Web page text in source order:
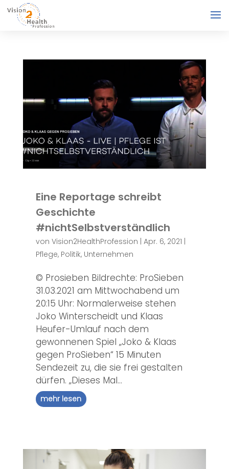
Eine Reportage schreibt
Geschichte
#nichtSelbstverständlich
von Vision2HealthProfession Apr. 6, 2021
Pflege, Politik, Unternehmen
© Prosieben Bildrechte: ProSieben
31.03.2021 am Mittwochabend um
20:15 Uhr: Normalerweise stehen
Joko Winterscheidt und Klaas
Heufer-Umlauf nach dem
gewonnenen Spiel „Joko & Klaas
gegen ProSieben“ 15 Minuten
Sendezeit zu, die sie frei gestalten
dürfen. „Dieses Mal...
mehr lesen